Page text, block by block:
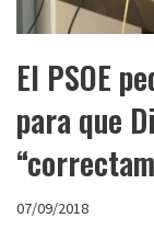
El PSOE
para que
07/09/2018